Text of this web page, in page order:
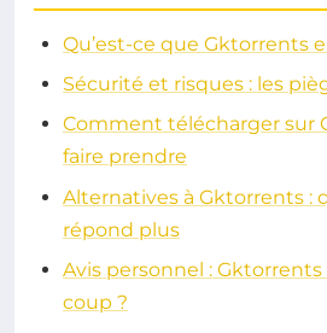
Qu’est-ce que Gktorrents
Sécurité et risques : les
Comment télécharger sur
faire prendre
Alternatives à Gktorrents :
répond plus
Avis personnel :
coup ?